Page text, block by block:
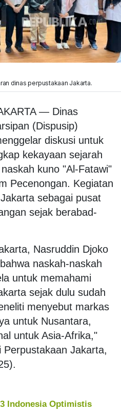
dinas perpustakaan Jakarta.
— Dinas
(Dispusip)
diskusi untuk
kekayaan sejarah
kuno "Al-Fatawi"
Pecenongan. Kegiatan
sebagai pusat
sejak berabad-
Nasruddin Djoko
naskah-naskah
untuk memahami
sejak dulu sudah
menyebut markas
untuk Nusantara,
untuk Asia-Afrika,"
Jakarta,
Indonesia Optimistis